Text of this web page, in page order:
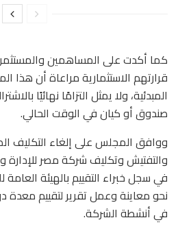
كما أكدت على المساهمين
قرارتهم الاستثمارية مراعاة أن هذا
المبدئية، ولا يمثل التزامًا نهائيًا
صندوق أو كيان في الوقت الحالي.
ووافق المجلس على إلغاء التكليف
والتفتيش وتكليف شركة مصر للإدارة
في سجل خبراء التقييم بالهيئة العامة
نحو معاينة وعمل تقرير لتقييم
في أنشطة الشركة.